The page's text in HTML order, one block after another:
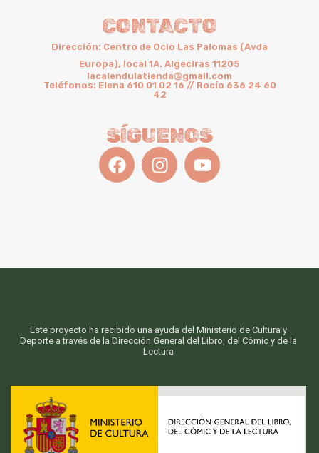
CONTACTO
Dirección: Centro de Ocio Las Palomas (Avda
Europa), local 1A. Algeciras 11205
lacalendulatienda@gmail.com
Teléfonos: Elena 610 01 02 16 // Rocío 636 24 60
42
SÍGUENOS
Este proyecto ha recibido una ayuda del Ministerio de Cultura y
Deporte a través de la Dirección General del Libro, del Cómic y de la
Lectura